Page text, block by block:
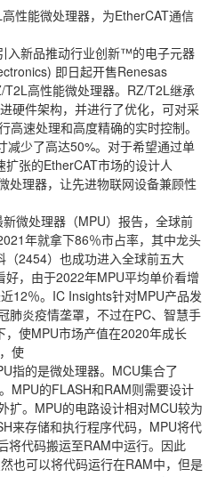
能微处理器，为EtherCAT通信
新品推动行业创新™的电子元器
即日起开售Renesas
高性能微处理器。RZ/T2L继承
硬件架构，并进行了优化，可对采
高速处理和高度精确的实时控制。
少了高达50%。对于希望通过单
张的EtherCAT市场的设计人
理器，让先进物联网设备兼顾性
微处理器（MPU）报告，全球前
年就拿下86％市占率，其中龙头
2454）也成功进入全球前五大
，由于2022年MPU平均单价看增
12％。IC Insights针对MPU产品发
肺炎疫情垄罩，不过在PC、智慧手
使MPU市场产值在2020年成长
使
的是微处理器。MCU集合了
MPU的FLASH和RAM则需要设计
扩。MPU的电路设计相对MCU较为
来存储和执行程序代码，MPU将代
将代码搬运至RAM中运行。因此
也可以将代码运行在RAM中，但是